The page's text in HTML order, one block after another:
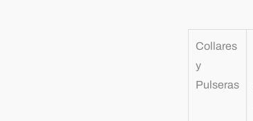
Collares
y
Pulseras